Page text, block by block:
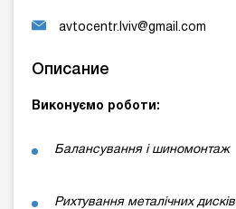
avtocentr.lviv@gmail.com
Описание
Виконуємо роботи:
Балансування і шиномонтаж
Рихтування металічних дисків